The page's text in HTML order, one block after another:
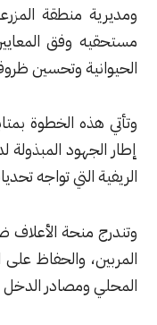
منطقة المزرعة،
وفق المعايير
وتحسين ظروف المربين.
الخطوة بمتابعة من
المبذولة لدعم
تواجه تحديات
الأعلاف ضمن برامج
والحفاظ على الثروة
الدخل الأساسية